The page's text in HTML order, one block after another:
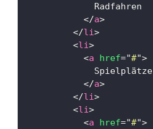
            Radfahren
</a>
</li>
<li>
<a href="#">
            Spielplätze
</a>
</li>
<li>
<a href="#">